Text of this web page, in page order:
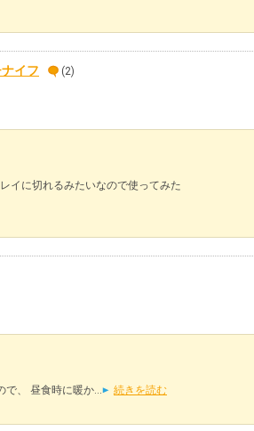
イフ (2)
イに切れるみたいなので使ってみた
、 昼食時に暖か... 続きを読む